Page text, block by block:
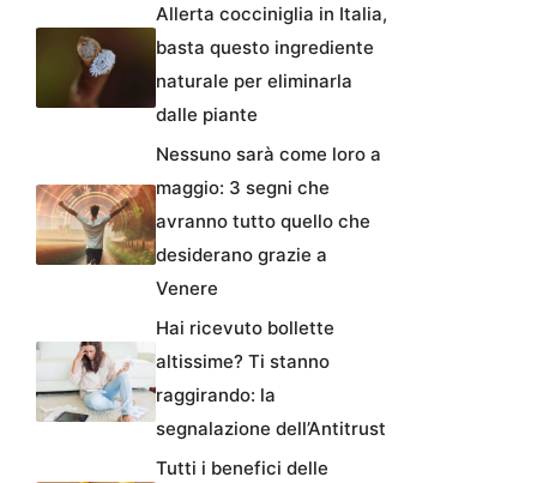
Allerta cocciniglia in Italia,
basta questo ingrediente
naturale per eliminarla
dalle piante
Nessuno sarà come loro a
maggio: 3 segni che
avranno tutto quello che
desiderano grazie a
Venere
Hai ricevuto bollette
altissime? Ti stanno
raggirando: la
segnalazione dell’Antitrust
Tutti i benefici delle